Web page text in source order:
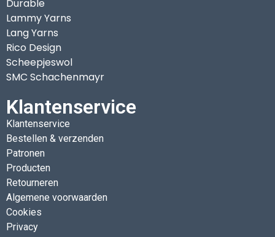
Durable
Lammy Yarns
Lang Yarns
Rico Design
Scheepjeswol
SMC Schachenmayr
Klantenservice
Klantenservice
Bestellen & verzenden
Patronen
Producten
Retourneren
Algemene voorwaarden
Cookies
Privacy